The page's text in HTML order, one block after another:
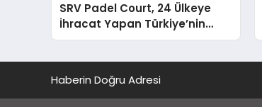
SRV Padel Court, 24 Ülkeye
İhracat Yapan Türkiye’nin
Padel Kortu Üretim Gücü
Haberin Doğru Adresi